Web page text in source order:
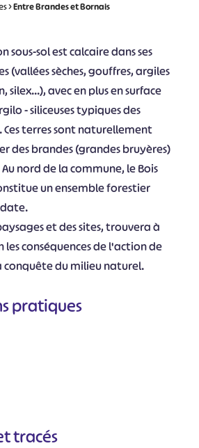
>Entre Brandes et Bornais
sous-sol est calcaire dans ses
(vallées sèches, gouffres, argiles
avec en plus en surface
- siliceuses typiques des
Ces terres sont naturellement
des brandes (grandes bruyères)
nord de la commune, le Bois
un ensemble forestier
et des sites, trouvera à
les conséquences de l'action de
conquête du milieu naturel.
pratiques
tracés